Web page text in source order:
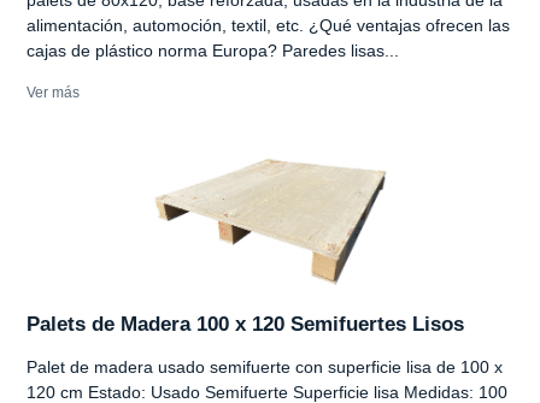
alimentación, automoción, textil, etc. ¿Qué ventajas ofrecen las
cajas de plástico norma Europa? Paredes lisas...
Ver más
Palets de Madera 100 x 120 Semifuertes Lisos
Palet de madera usado semifuerte con superficie lisa de 100 x
120 cm Estado: Usado Semifuerte Superficie lisa Medidas: 100